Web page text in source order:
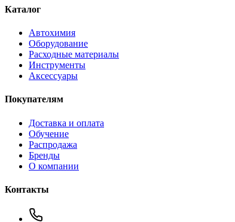
Каталог
Автохимия
Оборудование
Расходные материалы
Инструменты
Аксессуары
Покупателям
Доставка и оплата
Обучение
Распродажа
Бренды
О компании
Контакты